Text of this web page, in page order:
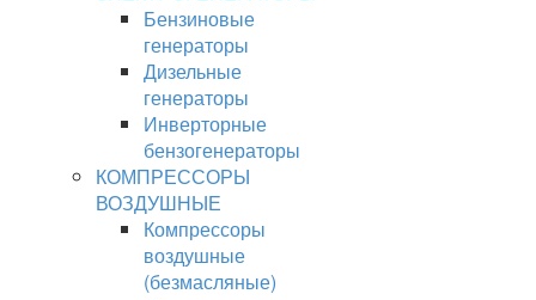
Бензиновые
генераторы
Дизельные
генераторы
Инверторные
бензогенераторы
КОМПРЕССОРЫ
ВОЗДУШНЫЕ
Компрессоры
воздушные
(безмасляные)